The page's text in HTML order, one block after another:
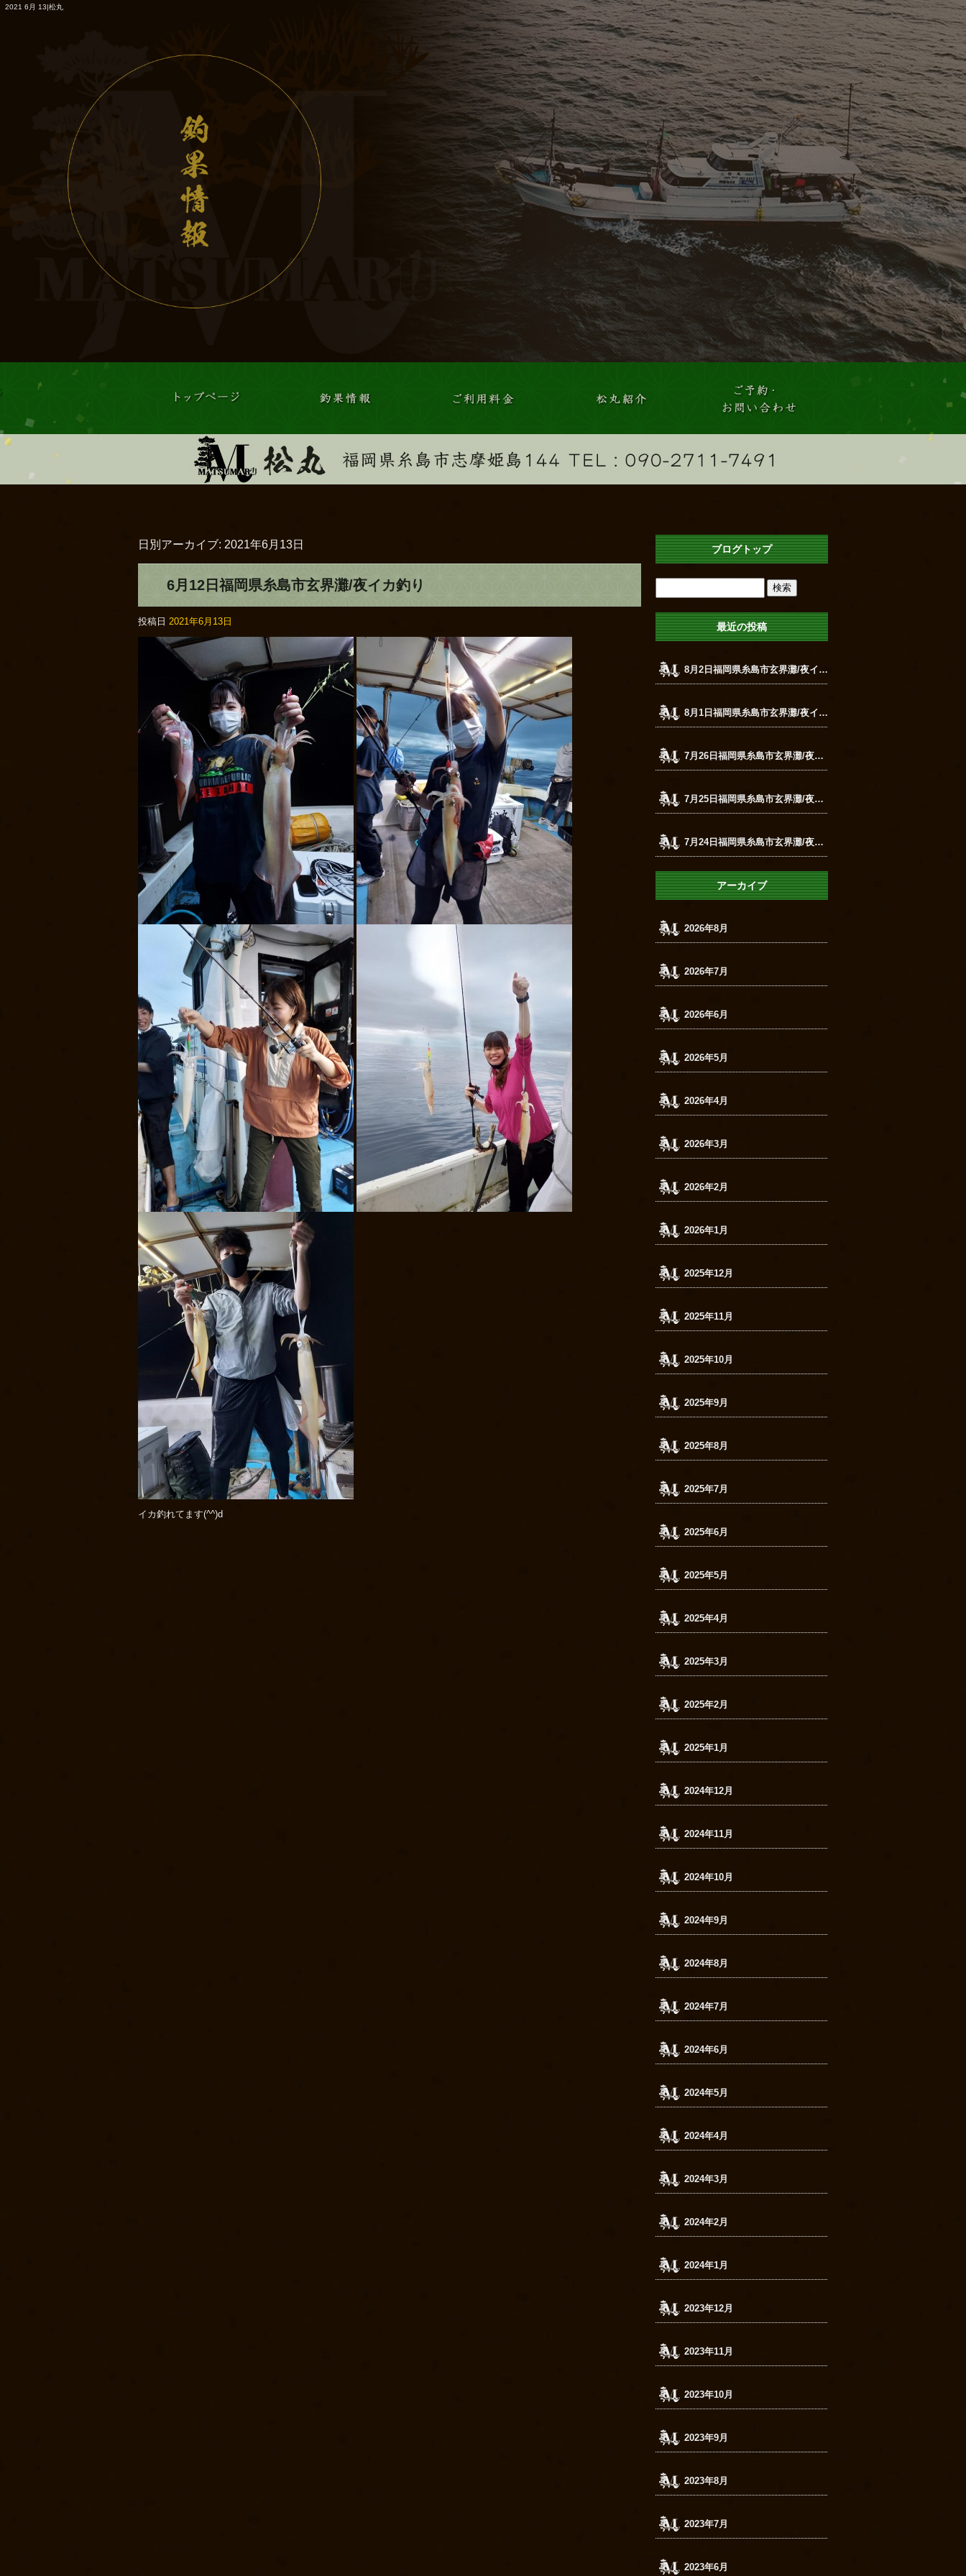
2021 6月 13|松丸
日別アーカイブ: 2021年6月13日
6月12日福岡県糸島市玄界灘/夜イカ釣り
投稿日 2021年6月13日
イカ釣れてます(^^)d
ブログトップ
最近の投稿
8月2日福岡県糸島市玄界灘/夜イカメタル
8月1日福岡県糸島市玄界灘/夜イカメタル
7月26日福岡県糸島市玄界灘/夜イカメタル
7月25日福岡県糸島市玄界灘/夜イカメタル
7月24日福岡県糸島市玄界灘/夜イカメタル
アーカイブ
2026年8月
2026年7月
2026年6月
2026年5月
2026年4月
2026年3月
2026年2月
2026年1月
2025年12月
2025年11月
2025年10月
2025年9月
2025年8月
2025年7月
2025年6月
2025年5月
2025年4月
2025年3月
2025年2月
2025年1月
2024年12月
2024年11月
2024年10月
2024年9月
2024年8月
2024年7月
2024年6月
2024年5月
2024年4月
2024年3月
2024年2月
2024年1月
2023年12月
2023年11月
2023年10月
2023年9月
2023年8月
2023年7月
2023年6月